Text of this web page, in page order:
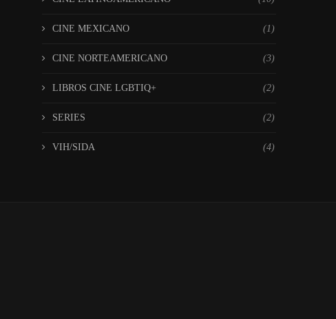
CINE MEXICANO (1)
CINE NORTEAMERICANO (3)
LIBROS CINE LGBTIQ+ (2)
SERIES (2)
VIH/SIDA (4)